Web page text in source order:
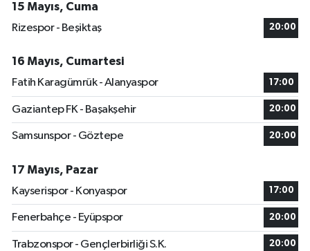
15 Mayıs, Cuma
Rizespor - Beşiktaş
20:00
16 Mayıs, Cumartesi
Fatih Karagümrük - Alanyaspor
17:00
Gaziantep FK - Başakşehir 20:00
Samsunspor - Göztepe 20:00
17 Mayıs, Pazar
Kayserispor - Konyaspor
17:00
Fenerbahçe - Eyüpspor 20:00
Trabzonspor - Gençlerbirliği S.K. 20:00